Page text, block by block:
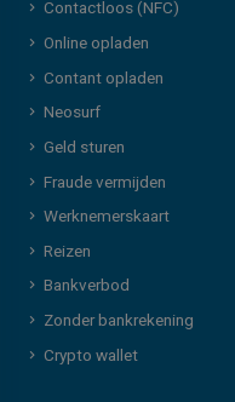
Contactloos (NFC)
Online opladen
Contant opladen
Neosurf
Geld sturen
Fraude vermijden
Werknemerskaart
Reizen
Bankverbod
Zonder bankrekening
Crypto wallet